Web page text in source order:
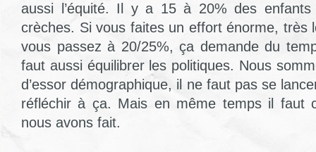
aussi l’équité. Il y a 15 à 20% des
crèches. Si vous faites un effort énorme, très
vous passez à 20/25%, ça demande du
faut aussi équilibrer les politiques. Nous
d’essor démographique, il ne faut pas se
réfléchir à ça. Mais en même temps il faut
nous avons fait.